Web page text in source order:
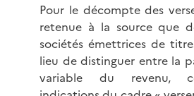
Pour le décompte des
retenue à la source que
sociétés émettrices de
lieu de distinguer entre la
variable du revenu,